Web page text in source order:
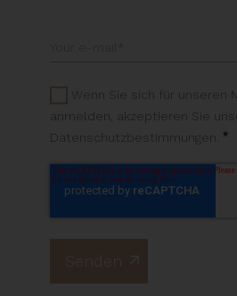
Wenn Sie sich für unseren
anmelden, akzeptieren Sie
Datenschutzbestimmungen. *